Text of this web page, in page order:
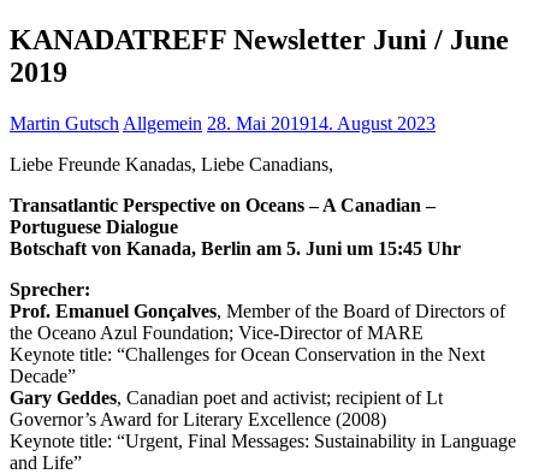
KANADATREFF Newsletter Juni / June
2019
Martin Gutsch Allgemein 28. Mai 201914. August 2023
Liebe Freunde Kanadas, Liebe Canadians,
Transatlantic Perspective on Oceans – A Canadian –
Portuguese Dialogue
Botschaft von Kanada, Berlin am 5. Juni um 15:45 Uhr
Sprecher:
Prof. Emanuel Gonçalves, Member of the Board of Directors of
the Oceano Azul Foundation; Vice-Director of MARE
Keynote title: “Challenges for Ocean Conservation in the Next
Decade”
Gary Geddes, Canadian poet and activist; recipient of Lt
Governor’s Award for Literary Excellence (2008)
Keynote title: “Urgent, Final Messages: Sustainability in Language
and Life”